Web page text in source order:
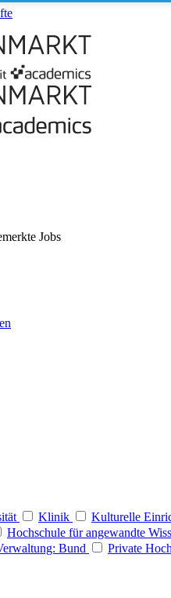
Jobs
Klinik Kulturelle
Hochschule für angewandte
Bund Private